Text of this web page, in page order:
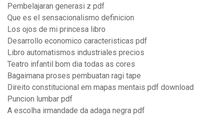
Pembelajaran generasi z pdf
Que es el sensacionalismo definicion
Los ojos de mi princesa libro
Desarrollo economico caracteristicas pdf
Libro automatismos industriales precios
Teatro infantil bom dia todas as cores
Bagaimana proses pembuatan ragi tape
Direito constitucional em mapas mentais pdf download
Puncion lumbar pdf
A escolha irmandade da adaga negra pdf